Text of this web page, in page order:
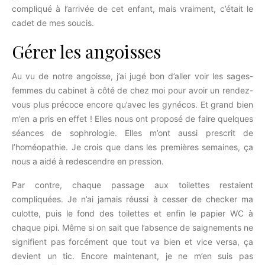
compliqué à l’arrivée de cet enfant, mais vraiment, c’était le
cadet de mes soucis.
Gérer les angoisses
Au vu de notre angoisse, j’ai jugé bon d’aller voir les sages-
femmes du cabinet à côté de chez moi pour avoir un rendez-
vous plus précoce encore qu’avec les gynécos. Et grand bien
m’en a pris en effet ! Elles nous ont proposé de faire quelques
séances de sophrologie. Elles m’ont aussi prescrit de
l’homéopathie. Je crois que dans les premières semaines, ça
nous a aidé à redescendre en pression.
Par contre, chaque passage aux toilettes restaient
compliquées. Je n’ai jamais réussi à cesser de checker ma
culotte, puis le fond des toilettes et enfin le papier WC à
chaque pipi. Même si on sait que l’absence de saignements ne
signifient pas forcément que tout va bien et vice versa, ça
devient un tic. Encore maintenant, je ne m’en suis pas